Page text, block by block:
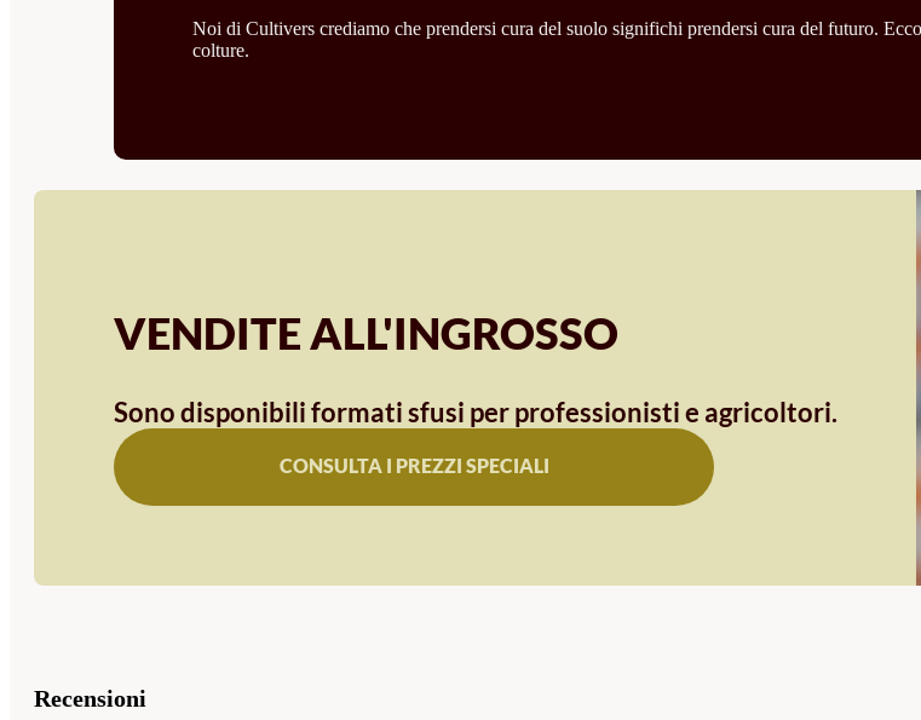
Noi di Cultivers crediamo che prendersi cura del suolo significhi prendersi cura del futuro.
colture.
VENDITE ALL'INGROSSO
Sono disponibili formati sfusi per professionisti e agricoltori.
CONSULTA I PREZZI SPECIALI
Recensioni